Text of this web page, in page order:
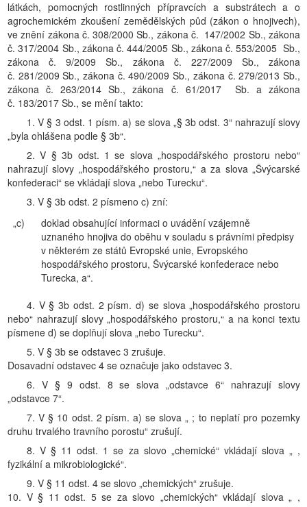
látkách, pomocných rostlinných přípravcích a substrátech a o
agrochemickém zkoušení zemědělských půd (zákon o hnojivech),
ve znění zákona č. 308/2000 Sb., zákona č. 147/2002 Sb., zákona
č. 317/2004 Sb., zákona č. 444/2005 Sb., zákona č. 553/2005 Sb.,
zákona č. 9/2009 Sb., zákona č. 227/2009 Sb., zákona
č. 281/2009 Sb., zákona č. 490/2009 Sb., zákona č. 279/2013 Sb.,
zákona č. 263/2014 Sb., zákona č. 61/2017 Sb. a zákona
č. 183/2017 Sb., se mění takto:
1. V § 3 odst. 1 písm. a) se slova „§ 3b odst. 3“ nahrazují slovy
„byla ohlášena podle § 3b“.
2. V § 3b odst. 1 se slova „hospodářského prostoru nebo“
nahrazují slovy „hospodářského prostoru,“ a za slova „Švýcarské
konfederaci“ se vkládají slova „nebo Turecku“.
3. V § 3b odst. 2 písmeno c) zní:
„c)
doklad obsahující informaci o uvádění vzájemně
uznaného hnojiva do oběhu v souladu s právními předpisy
v některém ze států Evropské unie, Evropského
hospodářského prostoru, Švýcarské konfederace nebo
Turecka, a“.
4. V § 3b odst. 2 písm. d) se slova „hospodářského prostoru
nebo“ nahrazují slovy „hospodářského prostoru,“ a na konci textu
písmene d) se doplňují slova „nebo Turecku“.
5. V § 3b se odstavec 3 zrušuje.
Dosavadní odstavec 4 se označuje jako odstavec 3.
6. V § 9 odst. 8 se slova „odstavce 6“ nahrazují slovy
„odstavce 7“.
7. V § 10 odst. 2 písm. a) se slova „ ; to neplatí pro pozemky
druhu trvalého travního porostu“ zrušují.
8. V § 11 odst. 1 se za slovo „chemické“ vkládají slova „ ,
fyzikální a mikrobiologické“.
9. V § 11 odst. 4 se slovo „chemických“ zrušuje.
10. V § 11 odst. 5 se za slovo „chemických“ vkládají slova „ ,